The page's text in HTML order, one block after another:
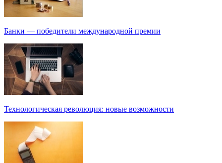
Банки — победители международной премии
Технологическая революция: новые возможности